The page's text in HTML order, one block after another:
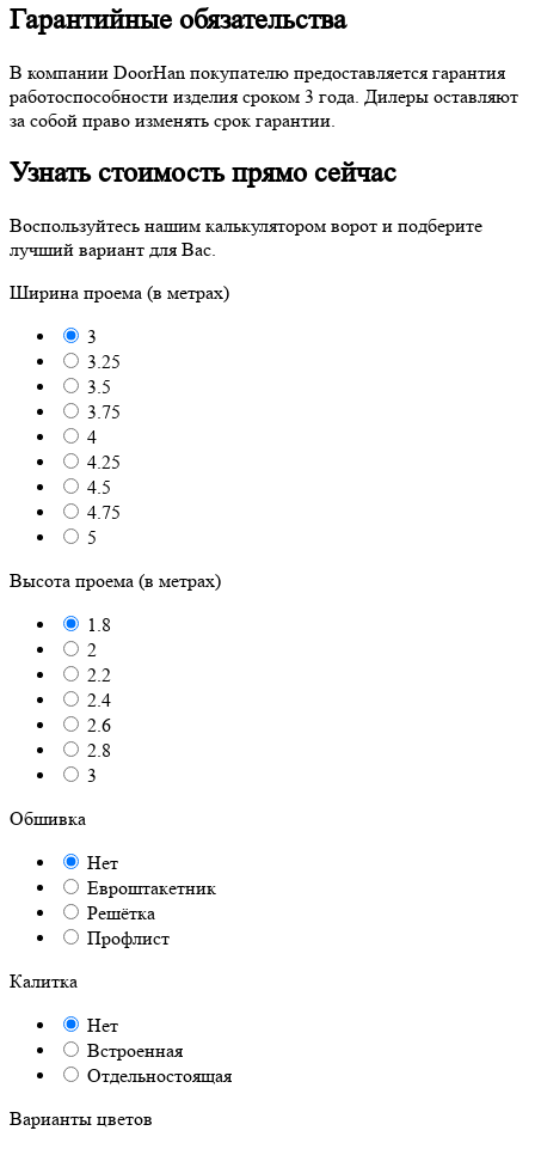
Гарантийные обязательства
В компании DoorHan покупателю предоставляется гарантия
работоспособности изделия сроком 3 года. Дилеры оставляют
за собой право изменять срок гарантии.
Узнать стоимость прямо сейчас
Воспользуйтесь нашим калькулятором ворот и подберите
лучший вариант для Вас.
Ширина проема (в метрах)
3
3.25
3.5
3.75
4
4.25
4.5
4.75
5
Высота проема (в метрах)
1.8
2
2.2
2.4
2.6
2.8
3
Обшивка
Нет
Евроштакетник
Решётка
Профлист
Калитка
Нет
Встроенная
Отдельностоящая
Варианты цветов